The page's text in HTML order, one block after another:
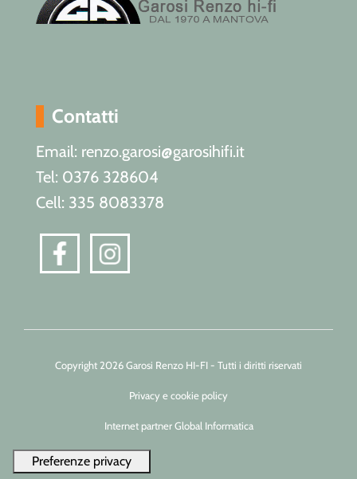
Contatti
Email: renzo.garosi@garosihifi.it
Tel: 0376 328604
Cell: 335 8083378
Copyright 2026 Garosi Renzo HI-FI - Tutti i diritti riservati
Privacy e cookie policy
Internet partner Global Informatica